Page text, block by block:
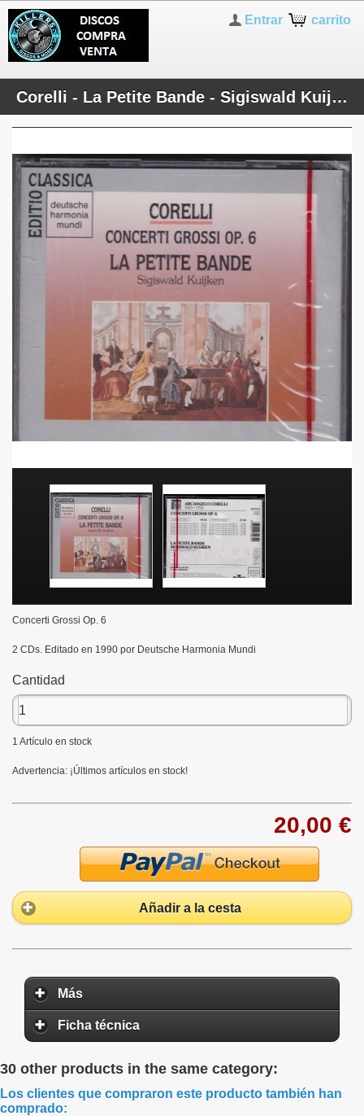
carrito
Entrar
Corelli - La Petite Bande - Sigiswald Kuijken
Concerti Grossi Op. 6
2 CDs. Editado en 1990 por Deutsche Harmonia Mundi
Cantidad
1 Artículo en stock
Advertencia: ¡Últimos artículos en stock!
20,00 €
Añadir a la cesta
Más
Ficha técnica
30 other products in the same category:
Los clientes que compraron este producto también han
comprado: